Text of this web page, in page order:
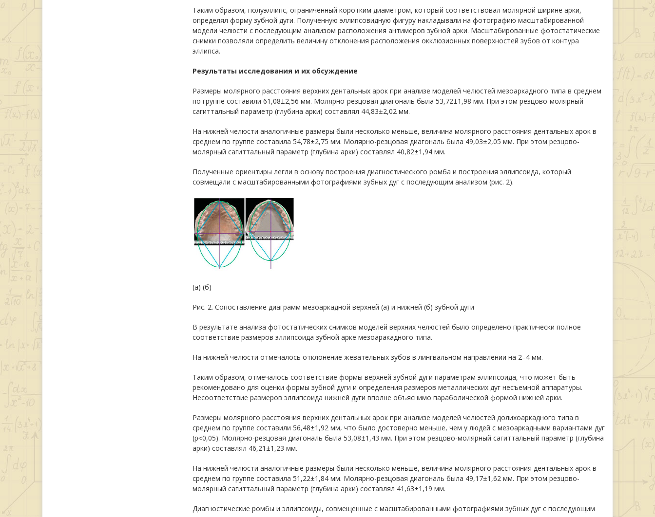
Таким образом, полуэллипс, ограниченный коротким диаметром, который соответствовал молярной ширине арки,
определял форму зубной дуги. Полученную эллипсовидную фигуру накладывали на фотографию масштабированной
модели челюсти с последующим анализом расположения антимеров зубной арки. Масштабированные фотостатические
снимки позволяли определить величину отклонения расположения окклюзионных поверхностей зубов от контура
эллипса.
Результаты исследования и их обсуждение
Размеры молярного расстояния верхних дентальных арок при анализе моделей челюстей мезоаркадного типа в среднем
по группе составили 61,08±2,56 мм. Молярно-резцовая диагональ была 53,72±1,98 мм. При этом резцово-молярный
сагиттальный параметр (глубина арки) составлял 44,83±2,02 мм.
На нижней челюсти аналогичные размеры были несколько меньше, величина молярного расстояния дентальных арок в
среднем по группе составила 54,78±2,75 мм. Молярно-резцовая диагональ была 49,03±2,05 мм. При этом резцово-
молярный сагиттальный параметр (глубина арки) составлял 40,82±1,94 мм.
Полученные ориентиры легли в основу построения диагностического ромба и построения эллипсоида, который
совмещали с масштабированными фотографиями зубных дуг с последующим анализом (рис. 2).
(а) (б)
Рис. 2. Сопоставление диаграмм мезоаркадной верхней (а) и нижней (б) зубной дуги
В результате анализа фотостатических снимков моделей верхних челюстей было определено практически полное
соответствие размеров эллипсоида зубной арке мезоаракадного типа.
На нижней челюсти отмечалось отклонение жевательных зубов в лингвальном направлении на 2–4 мм.
Таким образом, отмечалось соответствие формы верхней зубной дуги параметрам эллипсоида, что может быть
рекомендовано для оценки формы зубной дуги и определения размеров металлических дуг несъемной аппаратуры.
Несоответствие размеров эллипсоида нижней дуги вполне объяснимо параболической формой нижней арки.
Размеры молярного расстояния верхних дентальных арок при анализе моделей челюстей долихоаркадного типа в
среднем по группе составили 56,48±1,92 мм, что было достоверно меньше, чем у людей с мезоаркадными вариантами дуг
(р˂0,05). Молярно-резцовая диагональ была 53,08±1,43 мм. При этом резцово-молярный сагиттальный параметр (глубина
арки) составлял 46,21±1,23 мм.
На нижней челюсти аналогичные размеры были несколько меньше, величина молярного расстояния дентальных арок в
среднем по группе составила 51,22±1,84 мм. Молярно-резцовая диагональ была 49,17±1,62 мм. При этом резцово-
молярный сагиттальный параметр (глубина арки) составлял 41,63±1,19 мм.
Диагностические ромбы и эллипсоиды, совмещенные с масштабированными фотографиями зубных дуг с последующим